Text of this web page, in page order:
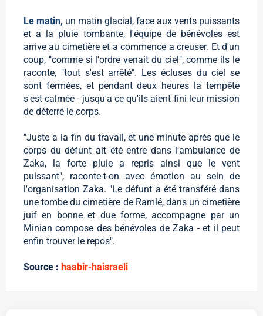
Le matin, un matin glacial, face aux vents puissants
et a la pluie tombante, l'équipe de bénévoles est
arrive au cimetière et a commence a creuser. Et d'un
coup, "comme si l'ordre venait du ciel", comme ils le
raconte, "tout s'est arrêté". Les écluses du ciel se
sont fermées, et pendant deux heures la tempête
s'est calmée - jusqu'a ce qu'ils aient fini leur mission
de déterré le corps.
"Juste a la fin du travail, et une minute après que le
corps du défunt ait été entre dans l'ambulance de
Zaka, la forte pluie a repris ainsi que le vent
puissant", raconte-t-on avec émotion au sein de
l'organisation Zaka. "Le défunt a été transféré dans
une tombe du cimetière de Ramlé, dans un cimetière
juif en bonne et due forme, accompagne par un
Minian compose des bénévoles de Zaka - et il peut
enfin trouver le repos".
Source : haabir-haisraeli